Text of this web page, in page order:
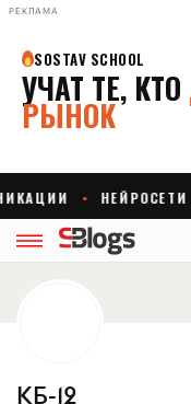
РЕКЛАМА
КБ-12